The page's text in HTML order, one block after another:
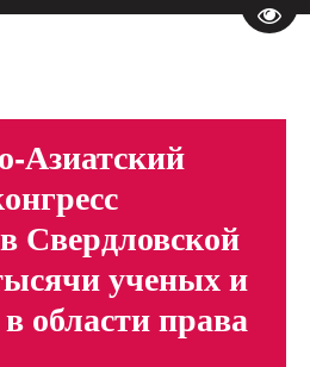
Азиатский
Свердловской
ученых и
области права